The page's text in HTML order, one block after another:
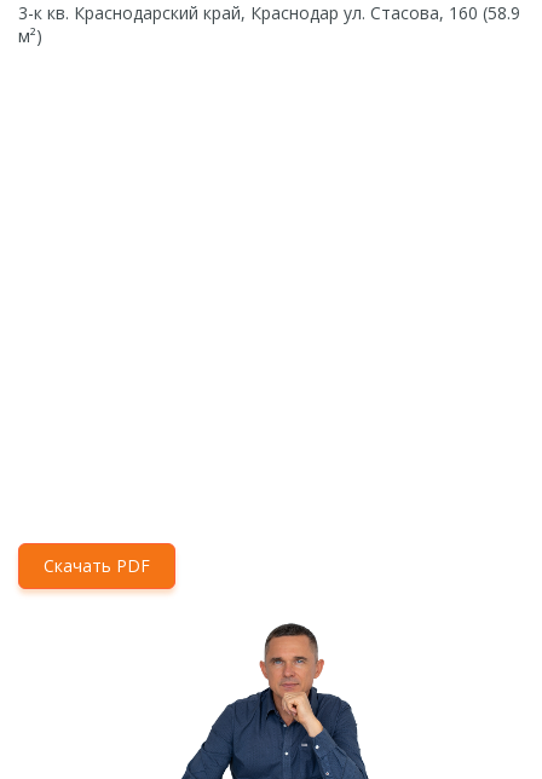
3-к кв. Краснодарский край, Краснодар ул. Стасова, 160 (58.9
м²)
Скачать PDF